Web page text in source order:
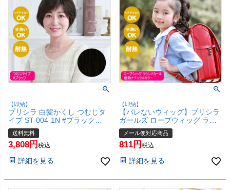
【即納】
プリシラ 白髪かくし つむじタ
イプ ST-004-1N #ブラック
【白髪隠し カバー ピンポイン
ト 頭頂部ウィッグ つけ毛 かつ
ら 医療用 和装 コスプレ 自然
(6057673)
送料無料
3,808 税込
詳細を見る
【即納】
【バレないウィッグ】プリシラ
ガールズ ロープウィッグ ラウ
ンドカール GVO-60-TNC #耐熱
ナチュラルカラー【日本製耐熱
ファイバー100% ヘアアイロン
商品】【SBT】(6058337)
メール便対応商品
811 税込
詳細を見る